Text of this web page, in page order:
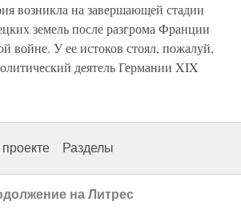
возникла на завершающей стадии
земель после разгрома Франции
войне. У ее истоков стоял, пожалуй,
деятель Германии XIX
Разделы
на Литрес